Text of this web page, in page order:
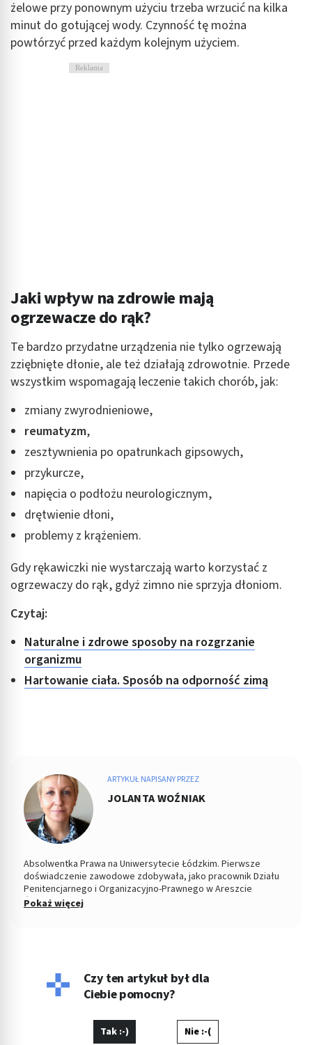
żelowe przy ponownym użyciu trzeba wrzucić na kilka
minut do gotującej wody. Czynność tę można
powtórzyć przed każdym kolejnym użyciem.
Reklama
Jaki wpływ na zdrowie mają
ogrzewacze do rąk?
Te bardzo przydatne urządzenia nie tylko ogrzewają
zziębnięte dłonie, ale też działają zdrowotnie. Przede
wszystkim wspomagają leczenie takich chorób, jak:
zmiany zwyrodnieniowe,
reumatyzm,
zesztywnienia po opatrunkach gipsowych,
przykurcze,
napięcia o podłożu neurologicznym,
drętwienie dłoni,
problemy z krążeniem.
Gdy rękawiczki nie wystarczają warto korzystać z
ogrzewaczy do rąk, gdyż zimno nie sprzyja dłoniom.
Czytaj:
Naturalne i zdrowe sposoby na rozgrzanie
organizmu
Hartowanie ciała. Sposób na odporność zimą
ARTYKUŁ NAPISANY PRZEZ
JOLANTA WOŹNIAK
Absolwentka Prawa na Uniwersytecie Łódzkim. Pierwsze
doświadczenie zawodowe zdobywała, jako pracownik Działu
Penitencjarnego i Organizacyjno-Prawnego w Areszcie
Śledczym w Łodzi. Od 2004 roku Zastępca Prezesa i Członek
Pokaż więcej
Czy ten artykuł był dla
Ciebie pomocny?
Tak :-) Nie :-(